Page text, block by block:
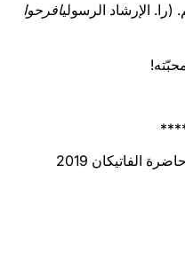
الإرشاد الرسوليافرحوا
الفاتيكان 2019